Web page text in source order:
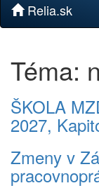
Relia.sk
Téma:
ŠKOLA
2027,
Zmeny v